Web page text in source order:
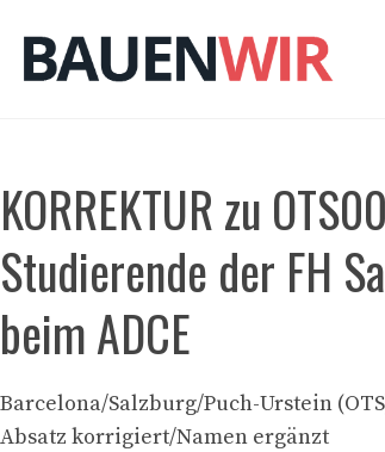
Inhalt
springen
KORREKTUR zu
Studierende der FH
beim ADCE
Barcelona/Salzburg/Puch-Urstein
Absatz korrigiert/Namen ergänzt